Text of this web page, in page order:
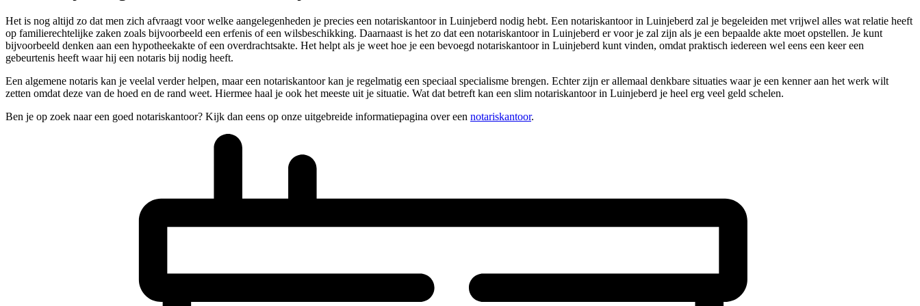
Het is nog altijd zo dat men zich afvraagt voor welke aangelegenheden je precies een notariskantoor in Luinjeberd nodig hebt. Een notariskantoor in Luinjeberd zal je begeleiden met vrijwel alles wat relatie heeft
op familierechtelijke zaken zoals bijvoorbeeld een erfenis of een wilsbeschikking. Daarnaast is het zo dat een notariskantoor in Luinjeberd er voor je zal zijn als je een bepaalde akte moet opstellen. Je kunt
bijvoorbeeld denken aan een hypotheekakte of een overdrachtsakte. Het helpt als je weet hoe je een bevoegd notariskantoor in Luinjeberd kunt vinden, omdat praktisch iedereen wel eens een keer een
gebeurtenis heeft waar hij een notaris bij nodig heeft.
Een algemene notaris kan je veelal verder helpen, maar een notariskantoor kan je regelmatig een speciaal specialisme brengen. Echter zijn er allemaal denkbare situaties waar je een kenner aan het werk wilt
zetten omdat deze van de hoed en de rand weet. Hiermee haal je ook het meeste uit je situatie. Wat dat betreft kan een slim notariskantoor in Luinjeberd je heel erg veel geld schelen.
Ben je op zoek naar een goed notariskantoor? Kijk dan eens op onze uitgebreide informatiepagina over een notariskantoor.